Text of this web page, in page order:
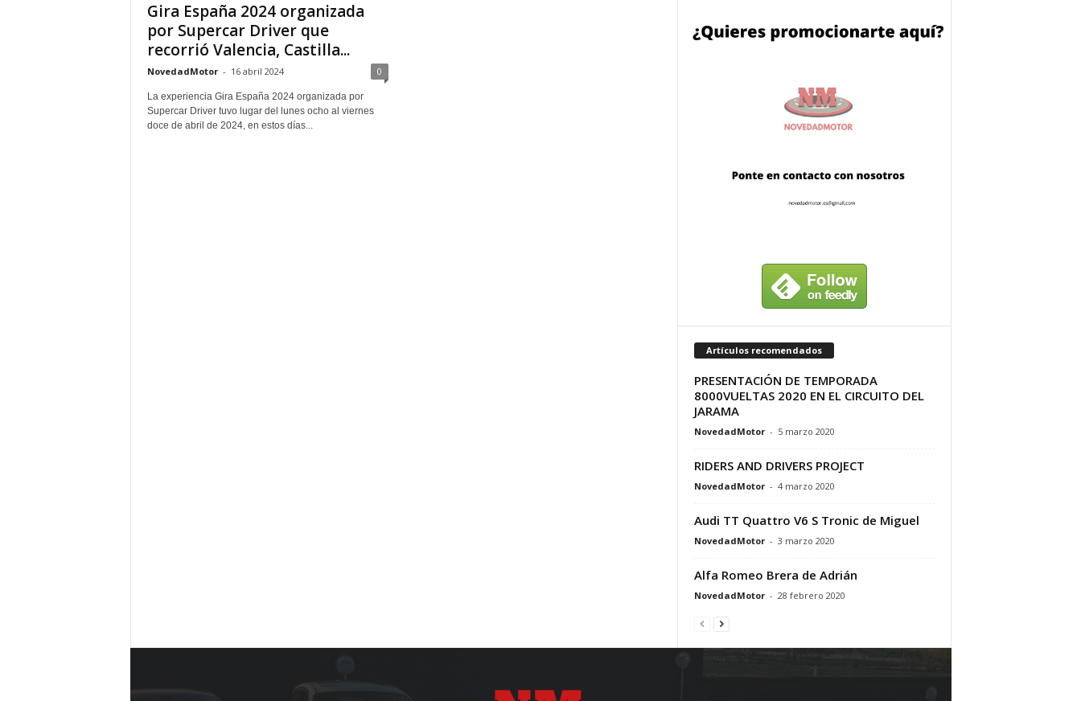
Gira España 2024 organizada
por Supercar Driver que
recorrió Valencia, Castilla...
NovedadMotor - 16 abril 2024 0
La experiencia Gira España 2024 organizada por
Supercar Driver tuvo lugar del lunes ocho al viernes
doce de abril de 2024, en estos días...
Artículos recomendados
PRESENTACIÓN DE TEMPORADA
8000VUELTAS 2020 EN EL CIRCUITO DEL
JARAMA
NovedadMotor - 5 marzo 2020
RIDERS AND DRIVERS PROJECT
NovedadMotor - 4 marzo 2020
Audi TT Quattro V6 S Tronic de Miguel
NovedadMotor - 3 marzo 2020
Alfa Romeo Brera de Adrián
NovedadMotor - 28 febrero 2020